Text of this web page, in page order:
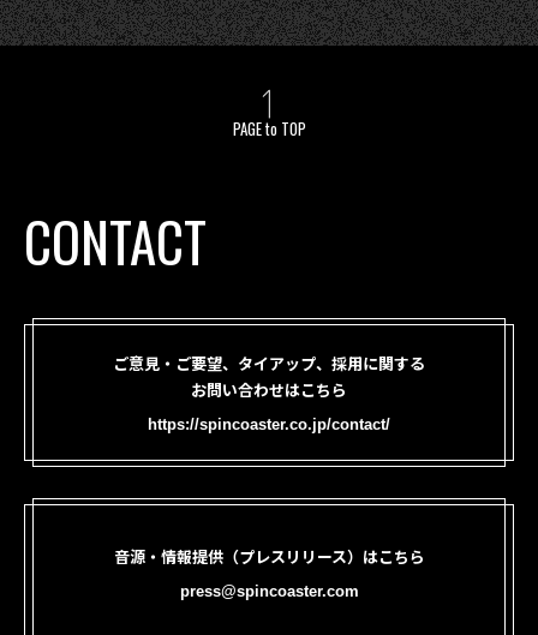
PAGE to TOP
CONTACT
ご意見・ご要望、タイアップ、採用に関する
お問い合わせはこちら
https://spincoaster.co.jp/contact/
音源・情報提供（プレスリリース）はこちら
press@spincoaster.com